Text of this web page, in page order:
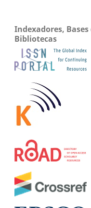
Indexadores,
Bibliotecas